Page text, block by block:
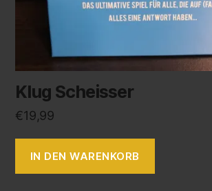
Klug Scheisser
€19,99
IN DEN WARENKORB